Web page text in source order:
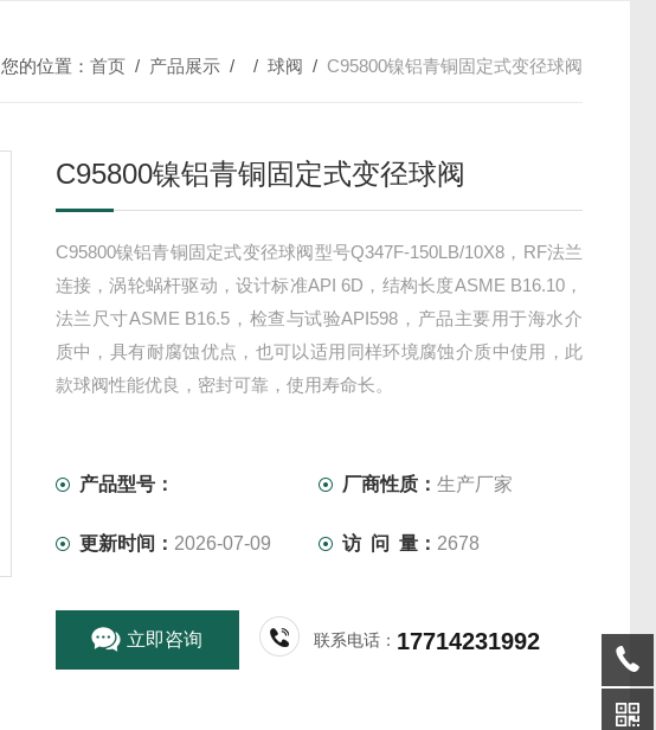
您的位置： 首页 / 产品展示 / / 球阀 / C95800镍铝青铜固定式变径球阀
C95800镍铝青铜固定式变径球阀
C95800镍铝青铜固定式变径球阀型号Q347F-150LB/10X8，RF法兰
连接，涡轮蜗杆驱动，设计标准API 6D，结构长度ASME B16.10，
法兰尺寸ASME B16.5，检查与试验API598，产品主要用于海水介
质中，具有耐腐蚀优点，也可以适用同样环境腐蚀介质中使用，此
款球阀性能优良，密封可靠，使用寿命长。
产品型号： 厂商性质：生产厂家
更新时间： 2026-07-09 访 问 量： 2678
立即咨询 联系电话： 17714231992